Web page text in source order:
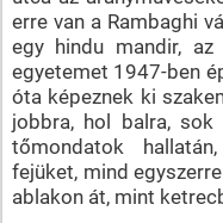
erre van a Rambaghi
egy hindu mandir,
egyetemet 1947-ben
óta képeznek ki
jobbra, hol balra,
tőmondatok
fejüket, mind
ablakon át, mint